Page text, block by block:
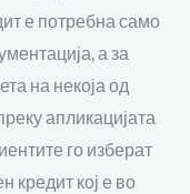
е потребна само
а за
на некоја од
апликацијата
го изберат
кредит кој е во